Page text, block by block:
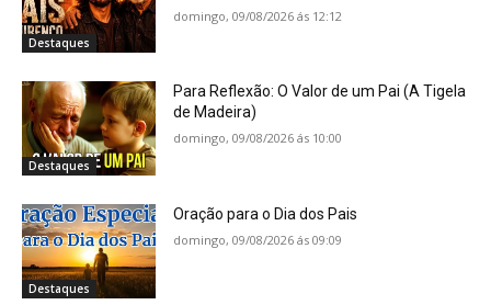
Destaques
domingo, 09/08/2026 ás 12:12
Destaques
Para Reflexão: O Valor de um Pai (A Tigela
de Madeira)
domingo, 09/08/2026 ás 10:00
Destaques
Oração para o Dia dos Pais
domingo, 09/08/2026 ás 09:09